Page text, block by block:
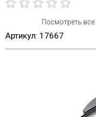
Посмотреть все
Артикул: 17667